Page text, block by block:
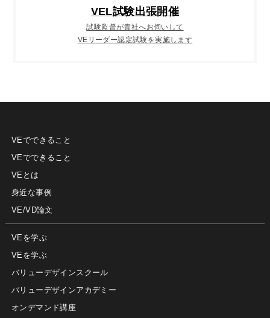
VEL試験出張開催
試験監督が貴社へお伺いして
VEリーダー認定試験を実施します
VEでできること
VEでできること
VEとは
身近な事例
VE/VD論文
VEを学ぶ
VEを学ぶ
バリューデザインスクール
バリューデザインアカデミー
オンデマンド講座